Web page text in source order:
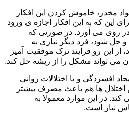
مخدر، خاموش کردن این افکار
این که به این افکار اجازه ی ورود
روی می آورد. در صورتی که
شود، فرد دیگر نیازی به
از این رو فرایند ترک موفقیت آمیز
می تواند مشکل را از ریشه حل کند.
افسردگی و یا اختلالات روانی
اختلال ها هم باعث مصرف بیشتر
کند. در این موارد معمولا به
نیاز است.